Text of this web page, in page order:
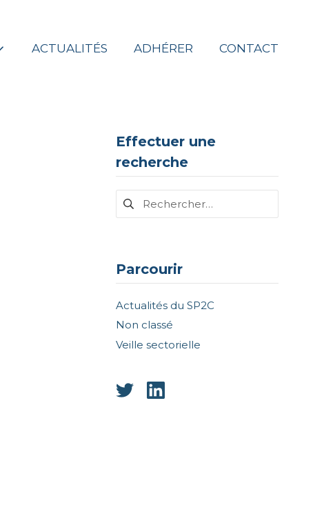
ACTUALITÉS ADHÉRER CONTACT
Effectuer une
recherche
Rechercher :
Parcourir
Actualités du SP2C
Non classé
Veille sectorielle